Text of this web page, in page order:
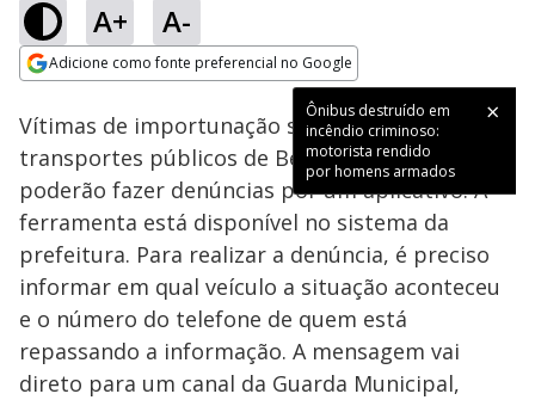
A+ A-
Adicione como fonte preferencial no Google
Ônibus destruído em
incêndio criminoso:
motorista rendido
por homens armados
Ativar
Loaded:
54.03%
Vítimas de importunação sexual dentro de
transportes públicos de Belo Horizonte
poderão fazer denúncias por um aplicativo. A
ferramenta está disponível no sistema da
prefeitura. Para realizar a denúncia, é preciso
informar em qual veículo a situação aconteceu
e o número do telefone de quem está
repassando a informação. A mensagem vai
direto para um canal da Guarda Municipal,